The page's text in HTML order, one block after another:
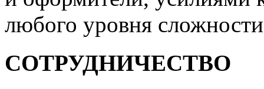
любого уровня
СОТРУДНИЧЕСТВО